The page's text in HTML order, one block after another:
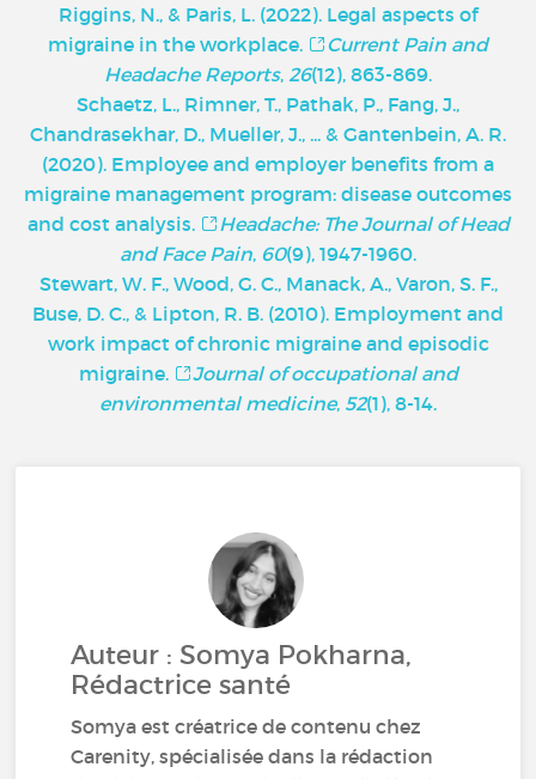
Riggins, N., & Paris, L. (2022). Legal aspects of
migraine in the workplace.
Current Pain and
Headache Reports, 26(12), 863-869.
Schaetz, L., Rimner, T., Pathak, P., Fang, J.,
Chandrasekhar, D., Mueller, J., ... & Gantenbein, A. R.
(2020). Employee and employer benefits from a
migraine management program: disease outcomes
and cost analysis.
Headache: The Journal of Head
and Face Pain, 60(9), 1947-1960.
Stewart, W. F., Wood, G. C., Manack, A., Varon, S. F.,
Buse, D. C., & Lipton, R. B. (2010). Employment and
work impact of chronic migraine and episodic
migraine.
Journal of occupational and
environmental medicine, 52(1), 8-14.
Auteur : Somya Pokharna,
Rédactrice santé
Somya est créatrice de contenu chez
Carenity, spécialisée dans la rédaction